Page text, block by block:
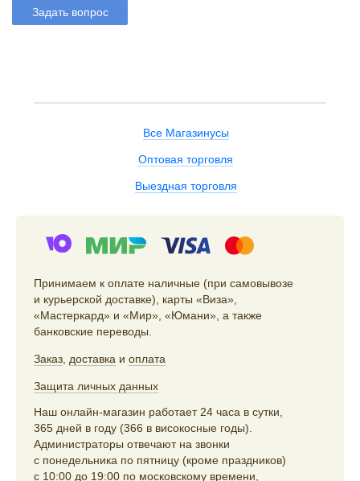
Задать вопрос
Все Магазинусы
Оптовая торговля
Выездная торговля
Принимаем к оплате наличные (при самовывозе
и курьерской доставке), карты «Виза»,
«Мастеркард» и «Мир», «Юмани», а также
банковские переводы.
Заказ доставка и оплата
Защита личных данных
Наш онлайн-магазин работает 24 часа в сутки,
365 дней в году (366 в високосные годы).
Администраторы отвечают на звонки
с понедельника по пятницу (кроме праздников)
с 10:00 до 19:00 по московскому времени,